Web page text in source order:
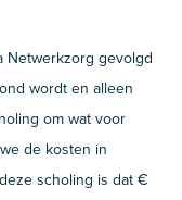
Netwerkzorg gevolgd
wordt en alleen
om wat voor
de kosten in
scholing is dat €